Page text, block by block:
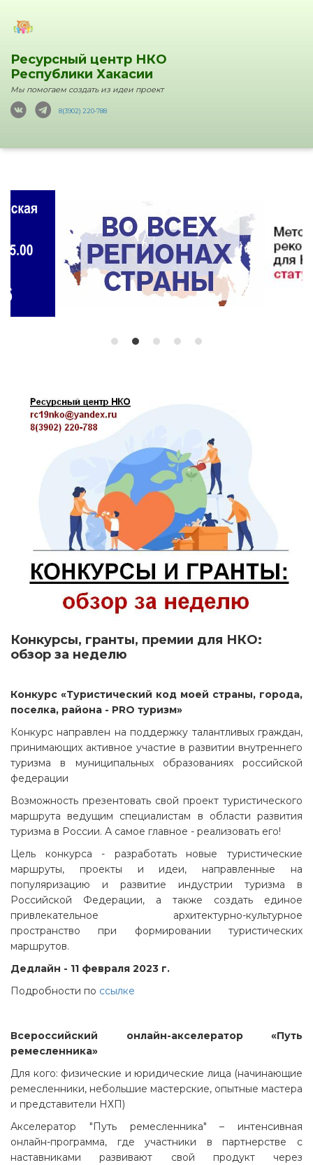
Ресурсный центр НКО
Республики Хакасии
Мы помогаем создать из идеи проект
8(3902) 220-788
Конкурсы, гранты, премии для НКО:
обзор за неделю
Конкурс «Туристический код моей страны, города,
поселка, района - PRO туризм»
Конкурс направлен на поддержку талантливых граждан,
принимающих активное участие в развитии внутреннего
туризма в муниципальных образованиях российской
федерации
Возможность презентовать свой проект туристического
маршрута ведущим специалистам в области развития
туризма в России. А самое главное - реализовать его!
Цель конкурса - разработать новые туристические
маршруты, проекты и идеи, направленные на
популяризацию и развитие индустрии туризма в
Российской Федерации, а также создать единое
привлекательное архитектурно-культурное
пространство при формировании туристических
маршрутов.
Дедлайн - 11 февраля 2023 г.
Подробности по ссылке
Всероссийский онлайн-акселератор «Путь
ремесленника»
Для кого: физические и юридические лица (начинающие
ремесленники, небольшие мастерские, опытные мастера
и представители НХП)
Акселератор "Путь ремесленника" – интенсивная
онлайн-программа, где участники в партнерстве с
наставниками развивают свой продукт через